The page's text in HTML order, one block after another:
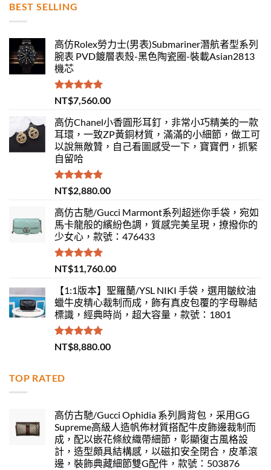
BEST SELLING
高仿Rolex勞力士(男表)Submariner潛航者型系列
腕表 PVD鍍層表殼-黑色陶瓷圈-裝載Asian2813
機芯
評分 5.00
滿分 5
NT$7,560.00
高仿Chanel小香圓形耳釘，非常小巧精美的一款
耳環，一致ZP黃銅材質，滿滿的小細節，做工可
以說無敵贊，自己看圖感受一下，寶寶們，抓緊
自留哈
評分 5.00
滿分 5
NT$2,880.00
高仿古馳/Gucci Marmont系列超迷你手袋，宛如
馬卡龍般的繽紛色調，質感完美呈現，撩撥你的
少女心，款號：476433
評分5.00
滿分 5
NT$11,760.00
【1:1版本】聖羅蘭/YSL NIKI 手袋，選用皺紋油
蠟牛皮精心裁制而成，飾有真皮包覆的字母聯結
標識，經典時尚，超大容量，款號：1801
評分 5.00
滿分 5
NT$8,880.00
TOP RATED
高仿古馳/Gucci Ophidia 系列肩背包，采用GG
Supreme高級人造帆佈材質搭配牛皮飾邊裁制而
成，配以嵌花條紋織帶細節，彰顯復古風格設
計，造型頗具結構感，以磁扣安全閉合，皮革滾
邊，裝飾典藏細節雙G配件，款號：503876